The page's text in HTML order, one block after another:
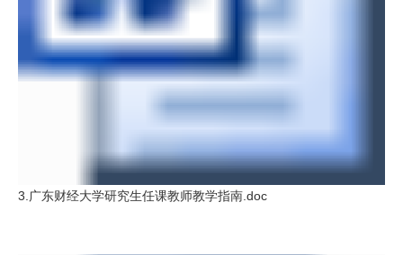
3.广东财经大学研究生任课教师教学指南.doc